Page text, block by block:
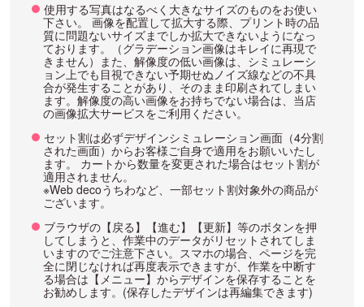
使用する写真はなるべく大きなサイズのものをお使い
下さい。 画像を配置して拡大する際、プリント時の品
質に問題ないサイズまでしか拡大できないようになっ
ております。（グラデーション画像はキレイに再現で
きません）また、解像度の低い画像は、シミュレーシ
ョン上でも目視できない予期せぬノイズ線などの不具
合が発生することがあり、そのまま印刷されてしまい
ます。解像度の高い画像をお持ちでない場合は、当店
の画像拡大サービスをご利用ください。
セット割は必ずデザインシミュレーション画面（4分割
された画面）からお客様ご自身で適用をお願いいたし
ます。 カートから数量を変更された場合はセット割が
適用されません。
※Web decoうちわなど、一部セット割対象外の商品が
ございます。
ブラウザの【戻る】【進む】【更新】等のボタンを押
してしまうと、作業中のデータがリセットされてしま
いますのでご注意下さい。スマホの場合、ページを完
全に閉じなければ再度表示できますが、作業を中断す
る場合は【メニュー】からデザインを保存することを
お勧めします。(保存したデザインは再編集できます)